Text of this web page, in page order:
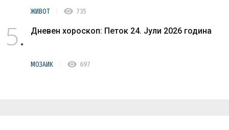
ЖИВОТ visibility 735
5 Дневен хороскоп: Петок 24. Јули 2026 година
МОЗАИК visibility 697